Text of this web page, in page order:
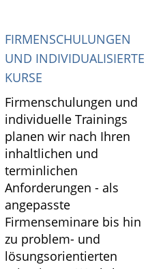
FIRMENSCHULUNGEN
UND INDIVIDUALISIERTE
KURSE
Firmenschulungen und
individuelle Trainings
planen wir nach Ihren
inhaltlichen und
terminlichen
Anforderungen - als
angepasste
Firmenseminare bis hin
zu problem- und
lösungsorientierten